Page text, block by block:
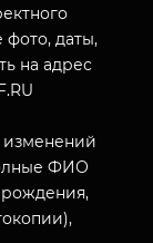
даты,
на адрес
изменений
ФИО
рождения,